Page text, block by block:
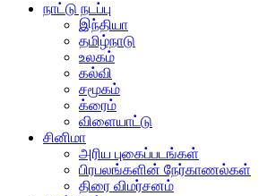
நாட்டு நடப்பு
இந்தியா
தமிழ்நாடு
உலகம்
கல்வி
சமூகம்
க்ரைம்
விளையாட்டு
சினிமா
அரிய புகைப்படங்கள்
பிரபலங்களின் நேர்காணல்கள்
திரை விமர்சனம்